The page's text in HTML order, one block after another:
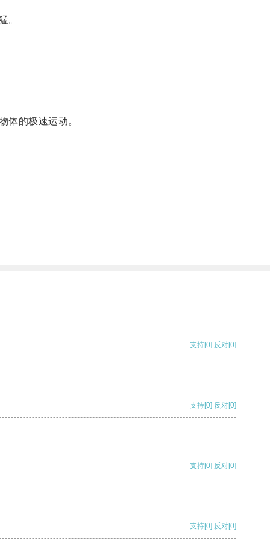
。
的极速运动。
支持[0] 反对[0]
支持[0] 反对[0]
支持[0] 反对[0]
支持[0] 反对[0]